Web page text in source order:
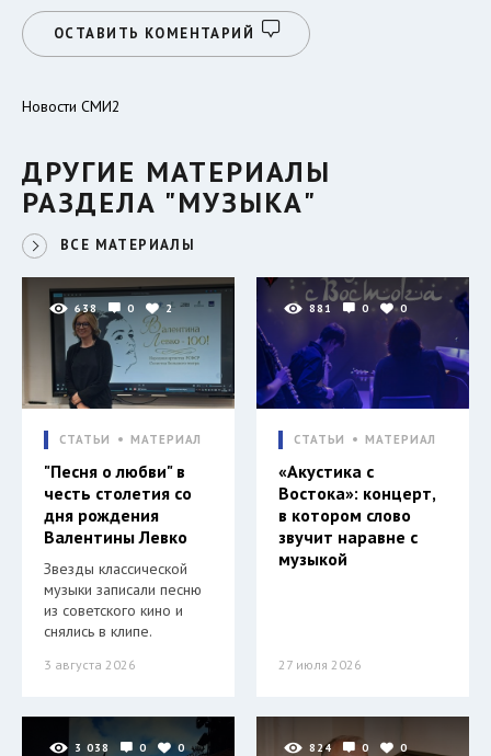
ОСТАВИТЬ КОМЕНТАРИЙ
Новости СМИ2
ДРУГИЕ МАТЕРИАЛЫ
РАЗДЕЛА "МУЗЫКА"
ВСЕ МАТЕРИАЛЫ
638 0 2
СТАТЬИ МАТЕРИАЛ
"Песня о любви" в
честь столетия со
дня рождения
Валентины Левко
Звезды классической
музыки записали песню
из советского кино и
снялись в клипе.
3 августа 2026
881 0 0
СТАТЬИ МАТЕРИАЛ
«Акустика с
Востока»: концерт,
в котором слово
звучит наравне с
музыкой
27 июля 2026
3 038 0 0 824 0 0